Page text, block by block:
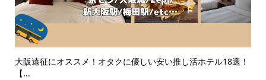
大阪遠征にオススメ！オタクに優しい安い推し活ホテル18選！
【...